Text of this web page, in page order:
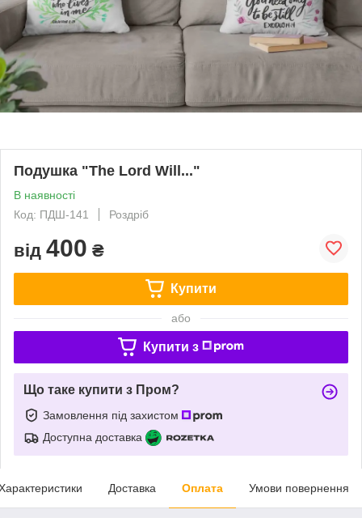
Подушка "The Lord Will..."
В наявності
Код: ПДШ-141
Роздріб
від 400 ₴
Купити
або
Купити з
Що таке купити з Пром?
Замовлення під захистом
Доступна доставка
Доставка Оплата Умови повернення